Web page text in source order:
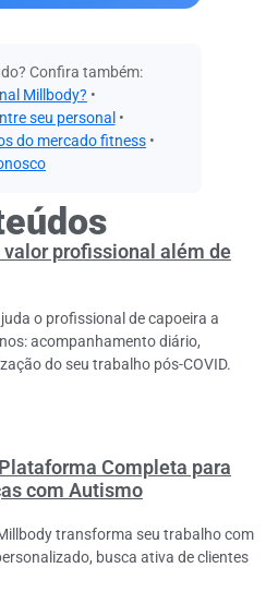
Confira também:
Millbody? •
seu personal •
do mercado fitness •
profissional além de
o profissional de capoeira a
acompanhamento diário,
do seu trabalho pós-COVID.
Completa para
com Autismo
transforma seu trabalho com
busca ativa de clientes